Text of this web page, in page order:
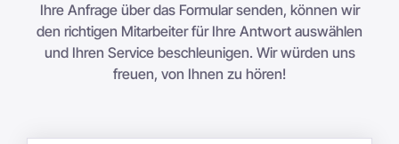
Ihre Anfrage über das Formular senden, können wir
den richtigen Mitarbeiter für Ihre Antwort auswählen
und Ihren Service beschleunigen. Wir würden uns
freuen, von Ihnen zu hören!